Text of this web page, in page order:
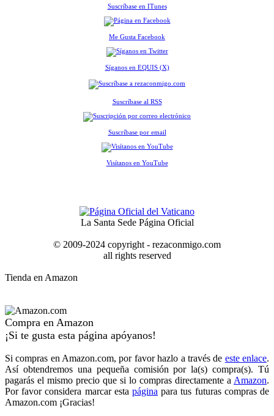
Suscríbase en ITunes
Me Gusta Facebook
Síganos en EQUIS (X)
Suscríbase al RSS
Suscríbase por email
Visítanos en YouTube
La Santa Sede Página Oficial
© 2009-2024 copyright - rezaconmigo.com
all rights reserved
Tienda en Amazon
Compra en Amazon
¡Si te gusta esta página apóyanos!
Si compras en Amazon.com, por favor hazlo a través de este enlace.
Así obtendremos una pequeña comisión por la(s) compra(s). Tú
pagarás el mismo precio que si lo compras directamente a Amazon.
Por favor considera marcar esta página para tus futuras compras de
Amazon.com ¡Gracias!